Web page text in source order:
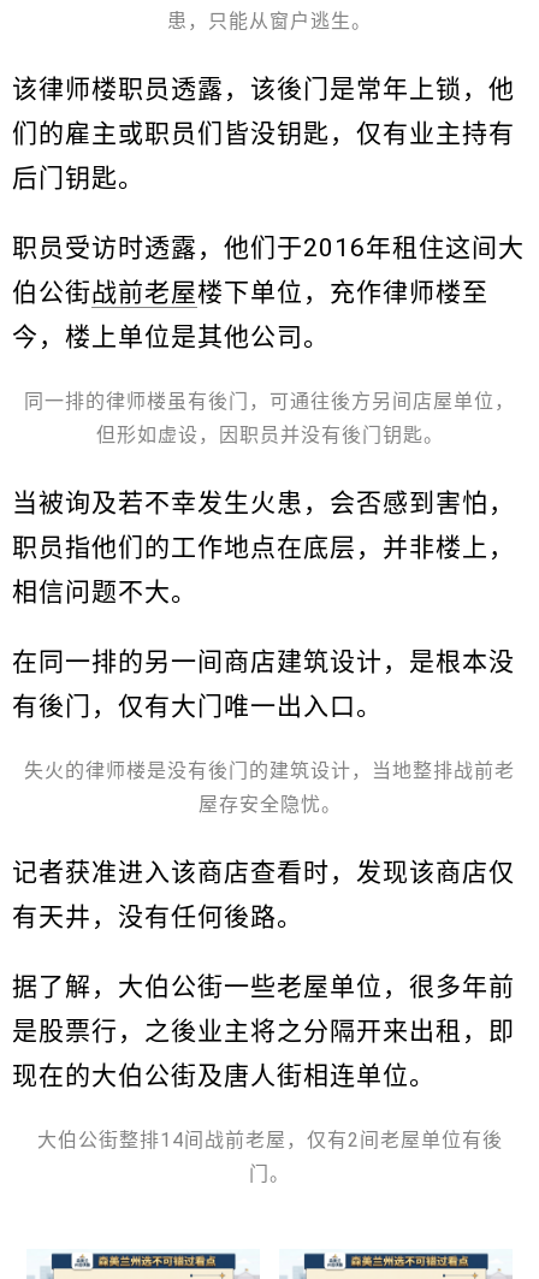
患，只能从窗户逃生。
该律师楼职员透露，该後门是常年上锁，他
们的雇主或职员们皆没钥匙，仅有业主持有
后门钥匙。
职员受访时透露，他们于2016年租住这间大
伯公街战前老屋楼下单位，充作律师楼至
今，楼上单位是其他公司。
同一排的律师楼虽有後门，可通往後方另间店屋单位，
但形如虚设，因职员并没有後门钥匙。
当被询及若不幸发生火患，会否感到害怕，
职员指他们的工作地点在底层，并非楼上，
相信问题不大。
在同一排的另一间商店建筑设计，是根本没
有後门，仅有大门唯一出入口。
失火的律师楼是没有後门的建筑设计，当地整排战前老
屋存安全隐忧。
记者获准进入该商店查看时，发现该商店仅
有天井，没有任何後路。
据了解，大伯公街一些老屋单位，很多年前
是股票行，之後业主将之分隔开来出租，即
现在的大伯公街及唐人街相连单位。
大伯公街整排14间战前老屋，仅有2间老屋单位有後
门。